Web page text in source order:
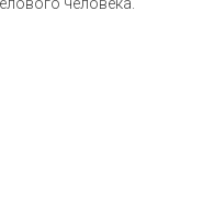
человека.